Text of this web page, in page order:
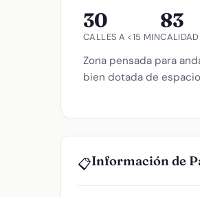
30
CALLES A <15 MIN
83
Zona pensada para
bien dotada de
📋Información de